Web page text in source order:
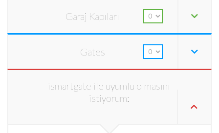
Garaj Kapıları
Gates
ismartgate ile uyumlu olmasını
istiyorum: